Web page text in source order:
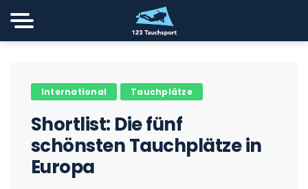
International Tauchplätze
Shortlist: Die fünf
schönsten Tauchplätze in
Europa